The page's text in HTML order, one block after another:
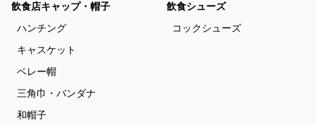
飲食店キャップ・帽子
ハンチング
キャスケット
ベレー帽
三角巾・バンダナ
和帽子
飲食シューズ
コックシューズ